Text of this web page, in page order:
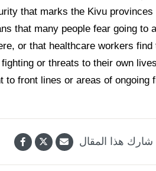
that marks the Kivu
that many people fear going to
or that healthcare workers
or threats to their own
to front lines or areas of ongoing
شارك هذا المقال